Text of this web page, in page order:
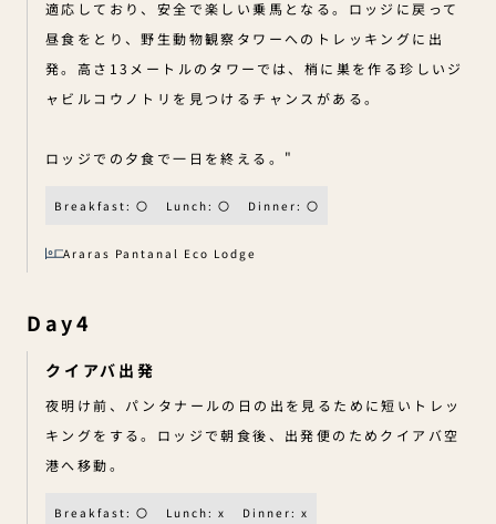
適応しており、安全で楽しい乗馬となる。ロッジに戻って
昼食をとり、野生動物観察タワーへのトレッキングに出
発。高さ13メートルのタワーでは、梢に巣を作る珍しいジ
ャビルコウノトリを見つけるチャンスがある。
ロッジでの夕食で一日を終える。"
Breakfast: 〇 Lunch: 〇 Dinner: 〇
Araras Pantanal Eco Lodge
Day4
クイアバ出発
夜明け前、パンタナールの日の出を見るために短いトレッ
キングをする。ロッジで朝食後、出発便のためクイアバ空
港へ移動。
Breakfast: 〇 Lunch: x Dinner: x